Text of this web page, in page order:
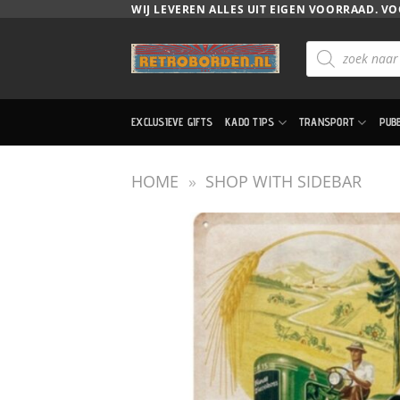
WIJ LEVEREN ALLES UIT EIGEN VOORRAAD.
Producten
zoeken
EXCLUSIEVE GIFTS KADO TIPS TRANSPORT
HOME » SHOP WITH SIDEBAR